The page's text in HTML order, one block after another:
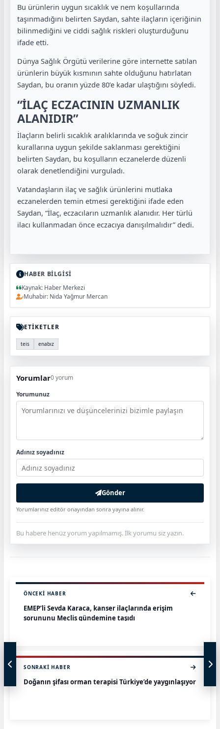
Bu ürünlerin uygun sıcaklık ve nem koşullarında
taşınmadığını belirten Saydan, sahte ilaçların içeriğinin
bilinmediğini ve ciddi sağlık riskleri oluşturduğunu
ifade etti.
Dünya Sağlık Örgütü verilerine göre internette satılan
ürünlerin büyük kısmının sahte olduğunu hatırlatan
Saydan, bu oranın yüzde 80’e kadar ulaştığını söyledi.
“İLAÇ ECZACININ UZMANLIK
ALANIDIR”
İlaçların belirli sıcaklık aralıklarında ve soğuk zincir
kurallarına uygun şekilde saklanması gerektiğini
belirten Saydan, bu koşulların eczanelerde düzenli
olarak denetlendiğini vurguladı.
Vatandaşların ilaç ve sağlık ürünlerini mutlaka
eczanelerden temin etmesi gerektiğini ifade eden
Saydan, “İlaç, eczacıların uzmanlık alanıdır. Her türlü
ilacı kullanmadan önce eczacıya danışılmalıdır” dedi.
HABER BİLGİSİ
Kaynak: Haber Merkezi
Muhabir: Nida Yağmur Mercan
ETİKETLER
teis enabız
Yorumlar0 yorum
Yorumunuz
Adınız soyadınız
Gönder
Yorumlarınız editör onayından sonra yayına alınır.
Bu habere henüz yorum yapılmamış. İlk yorumu siz yazın.
ÖNCEKI HABER
EMEP’li Sevda Karaca, kanser ilaçlarında erişim
sorununu Meclis gündemine taşıdı
SONRAKI HABER
Doğanın şifası orman terapisi Türkiye’de yaygınlaşıyor